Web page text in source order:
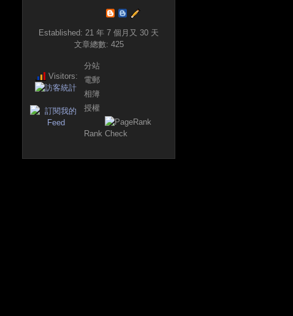
Established: 21 年 7 個月又 30 天
文章總數: 425
Visitors:
分站
電郵
相簿
授權
Rank